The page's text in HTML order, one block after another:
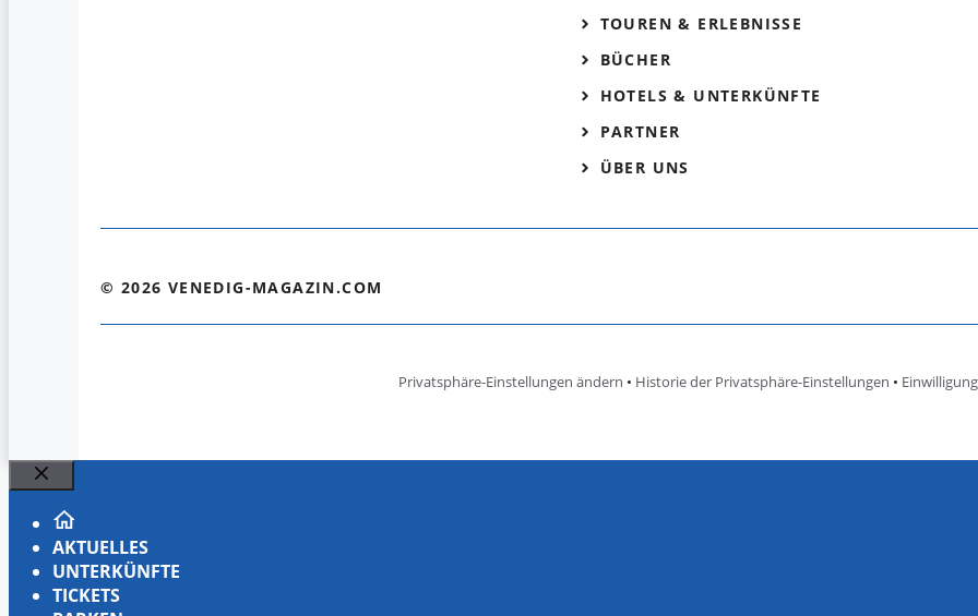
TOUREN & ERLEBNISSE
BÜCHER
HOTELS & UNTERKÜNFTE
PARTNER
ÜBER UNS
© 2026 VENEDIG-MAGAZIN.COM
Privatsphäre-Einstellungen ändern • Historie der Privatsphäre-Einstellungen •
Schließen
AKTUELLES
UNTERKÜNFTE
TICKETS